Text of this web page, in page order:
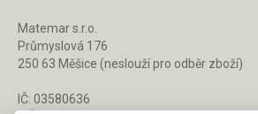
Matemar s.r.o.
Průmyslová 176
250 63 Měšice (neslouží pro odběr zboží)
IČ: 03580636